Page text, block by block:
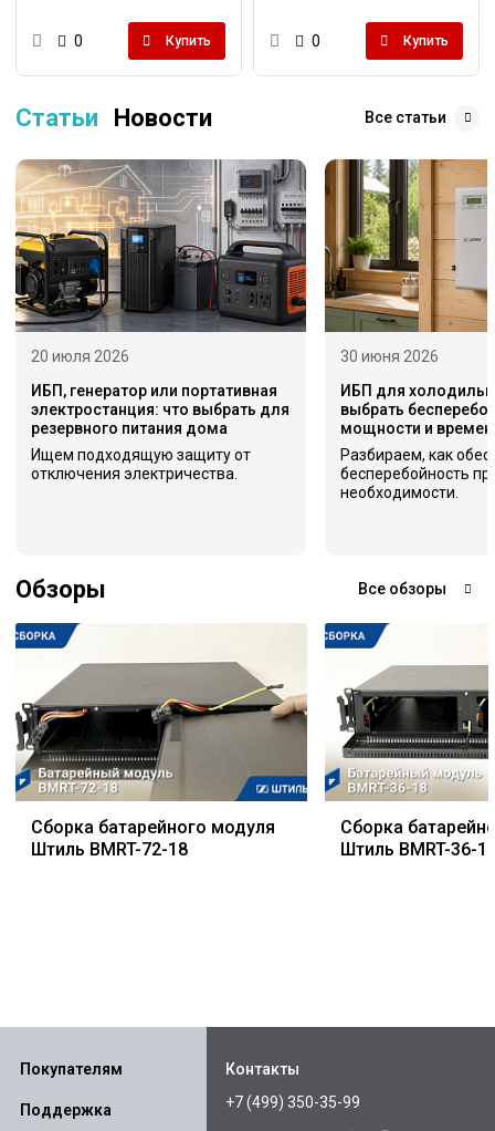
0 Купить 0 Купить
Статьи Новости Все статьи
20 июля 2026
ИБП, генератор или портативная
электростанция: что выбрать для
резервного питания дома
Ищем подходящую защиту от
отключения электричества.
30 июня 2026
ИБП для
выбрать
мощности и
Разбираем, как
бесперебойность
необходимости.
Обзоры Все обзоры
Сборка батарейного модуля
Штиль BMRT-72-18
Сборка
Штиль BMRT-36-
Покупателям
Поддержка
Контакты
+7 (499) 350-35-99